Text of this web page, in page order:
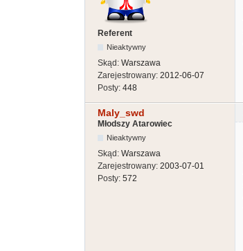
Referent
Nieaktywny
Skąd: Warszawa
Zarejestrowany: 2012-06-07
Posty: 448
Maly_swd
Młodszy Atarowiec
Nieaktywny
Skąd: Warszawa
Zarejestrowany: 2003-07-01
Posty: 572